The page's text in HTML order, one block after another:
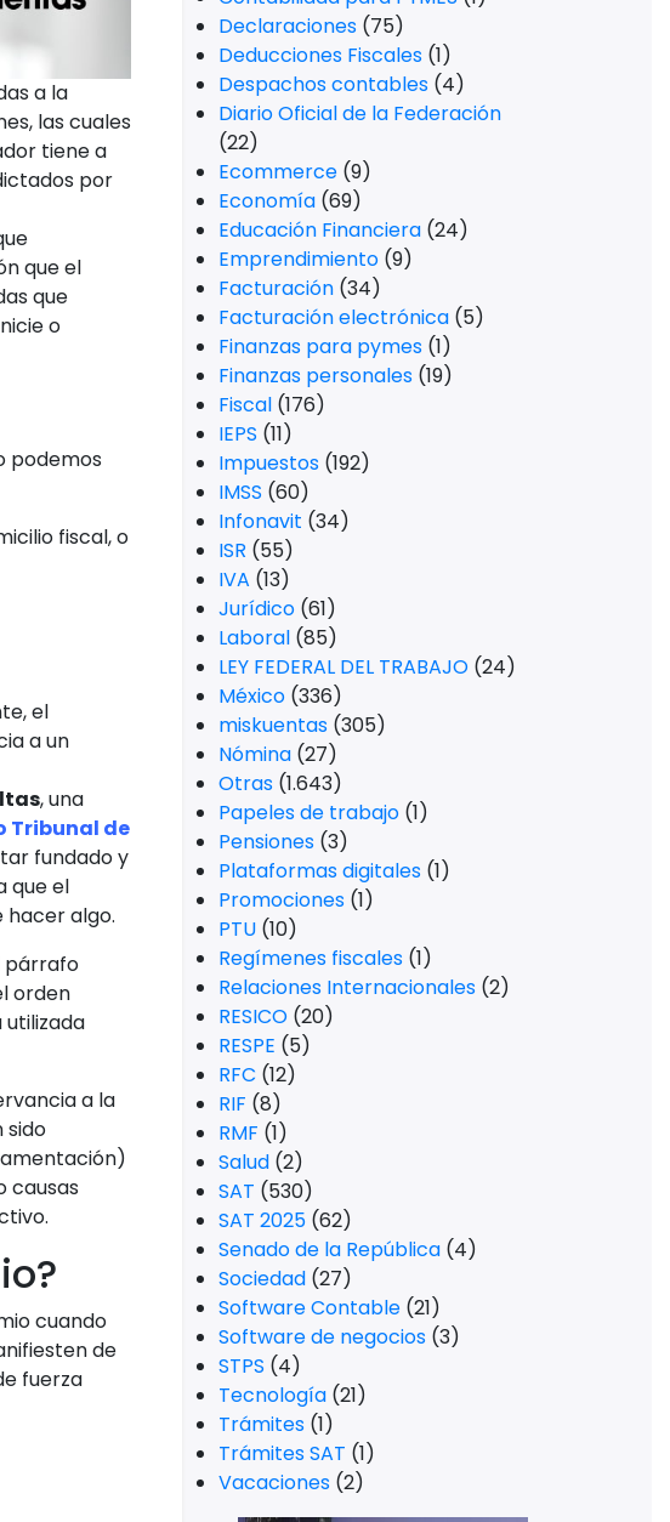
a la
las cuales
tiene a
por
que el
que
o
podemos
fiscal, o
el
a un
, una
Tribunal de
fundado y
que el
hacer algo.
párrafo
orden
a la
sido
causas
cuando
de
fuerza
Declaraciones (75)
Deducciones Fiscales (1)
Despachos contables (4)
Diario Oficial de la Federación
(22)
Ecommerce (9)
Economía (69)
Educación Financiera (24)
Emprendimiento (9)
Facturación (34)
Facturación electrónica (5)
Finanzas para pymes (1)
Finanzas personales (19)
Fiscal (176)
IEPS (11)
Impuestos (192)
IMSS (60)
Infonavit (34)
ISR (55)
IVA (13)
Jurídico (61)
Laboral (85)
LEY FEDERAL DEL TRABAJO (24)
México (336)
miskuentas (305)
Nómina (27)
Otras (1.643)
Papeles de trabajo (1)
Pensiones (3)
Plataformas digitales (1)
Promociones (1)
PTU (10)
Regímenes fiscales (1)
Relaciones Internacionales (2)
RESICO (20)
RESPE (5)
RFC (12)
RIF (8)
RMF (1)
Salud (2)
SAT (530)
SAT 2025 (62)
Senado de la República (4)
Sociedad (27)
Software Contable (21)
Software de negocios (3)
STPS (4)
Tecnología (21)
Trámites (1)
Trámites SAT (1)
Vacaciones (2)